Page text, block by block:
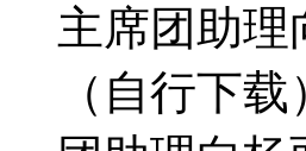
主席团助理
（自行下